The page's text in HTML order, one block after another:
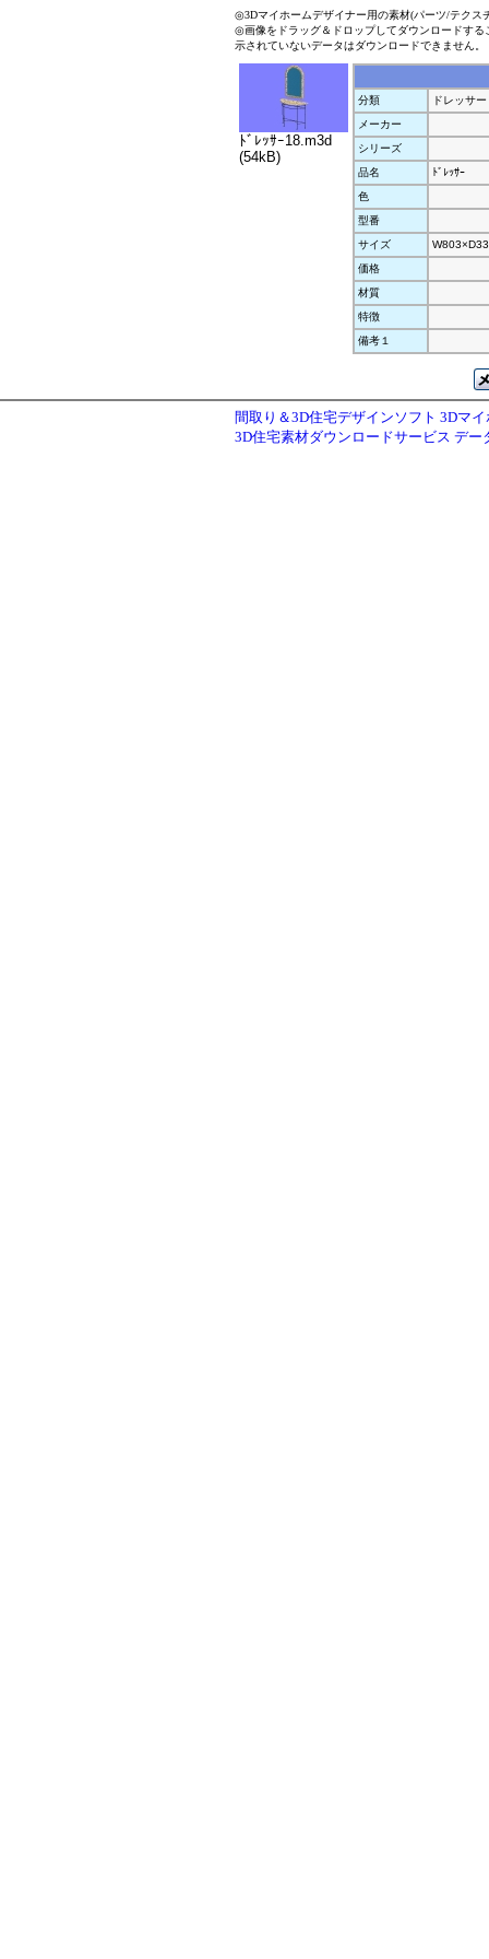
◎3Dマイホームデザイナー用の素材(パーツ/テクス
◎画像をドラッグ＆ドロップしてダウンロードす
示されていないデータはダウンロードできません。
ﾄﾞﾚｯｻｰ18.m3d
(54kB)
分類
ドレッサー
メーカー
シリーズ
品名
ﾄﾞﾚｯｻｰ
色
型番
サイズ
価格
材質
特徴
備考１
間取り＆3D住宅デザインソフト 3Dマ
3D住宅素材ダウンロードサービス デー